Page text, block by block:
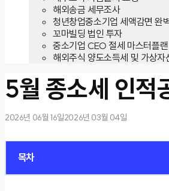
해외송금 세무조사
청년창업중소기업 세액감면 완
꼬마빌딩 법인 투자
중소기업 CEO 절세 마스터플랜
해외주식 양도소득세 및 가상자
5월 종소세 인적
2026년 06월 16일2026년 03월 04일
목차